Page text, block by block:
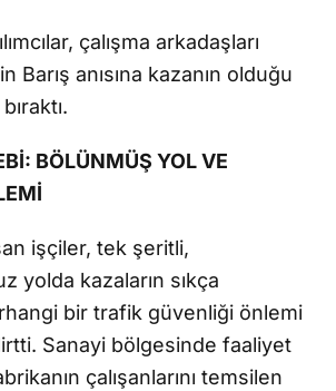
çalışma arkadaşları
Barış anısına kazanın olduğu
BÖLÜNMÜŞ YOL VE
işçiler, tek şeritli,
yolda kazaların sıkça
bir trafik güvenliği önlemi
Sanayi bölgesinde faaliyet
çalışanlarını temsilen